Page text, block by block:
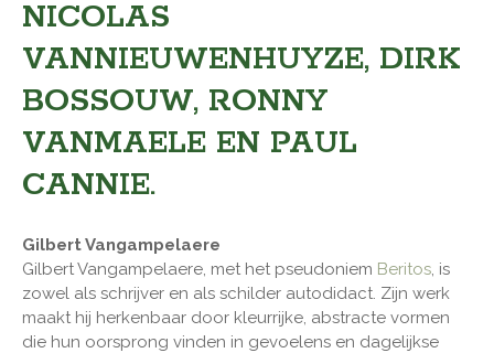
NICOLAS
VANNIEUWENHUYZE, DIRK
BOSSOUW, RONNY
VANMAELE EN PAUL
CANNIE.
Gilbert Vangampelaere
Gilbert Vangampelaere, met het pseudoniem Beritos, is
zowel als schrijver en als schilder autodidact. Zijn werk
maakt hij herkenbaar door kleurrijke, abstracte vormen
die hun oorsprong vinden in gevoelens en dagelijkse